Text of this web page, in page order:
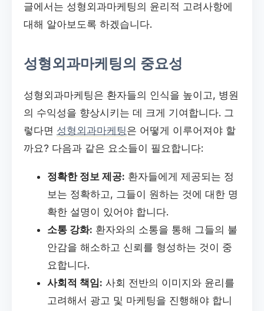
글에서는 성형외과마케팅의 윤리적 고려사항에
대해 알아보도록 하겠습니다.
성형외과마케팅의 중요성
성형외과마케팅은 환자들의 인식을 높이고, 병원
의 수익성을 향상시키는 데 크게 기여합니다. 그
렇다면 성형외과마케팅은 어떻게 이루어져야 할
까요? 다음과 같은 요소들이 필요합니다:
정확한 정보 제공: 환자들에게 제공되는 정
보는 정확하고, 그들이 원하는 것에 대한 명
확한 설명이 있어야 합니다.
소통 강화: 환자와의 소통을 통해 그들의 불
안감을 해소하고 신뢰를 형성하는 것이 중
요합니다.
사회적 책임: 사회 전반의 이미지와 윤리를
고려해서 광고 및 마케팅을 진행해야 합니